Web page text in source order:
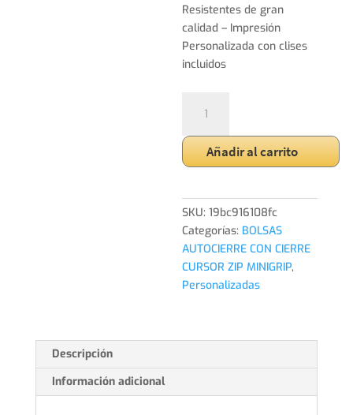
Resistentes de gran
calidad – Impresión
Personalizada con clises
incluidos
Autocierre-
Zip
Unidades)
PERSONALIZADAS
cantidad
Añadir al carrito
SKU:19bc916108fc
Categorías: BOLSAS
AUTOCIERRE CON CIERRE
CURSOR ZIP MINIGRIP,
Personalizadas
Descripción
Información adicional